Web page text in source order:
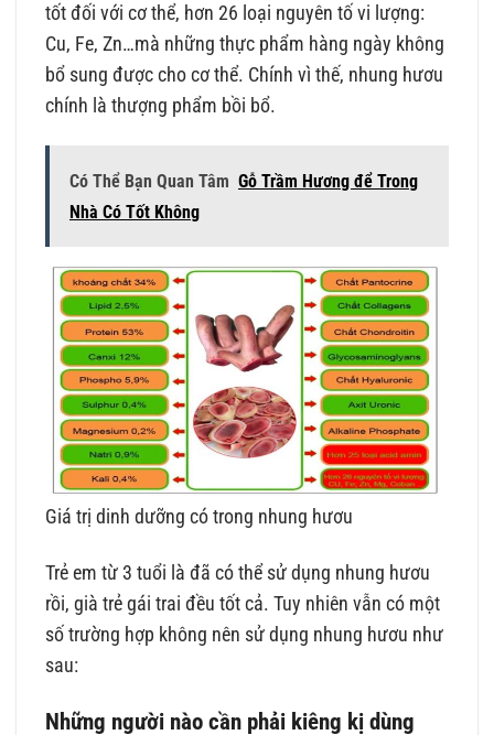
tốt đối với cơ thể, hơn 26 loại nguyên tố vi lượng:
Cu, Fe, Zn…mà những thực phẩm hàng ngày không
bổ sung được cho cơ thể. Chính vì thế, nhung hươu
chính là thượng phẩm bồi bổ.
Có Thể Bạn Quan Tâm Gỗ Trầm Hương để Trong
Nhà Có Tốt Không
Giá trị dinh dưỡng có trong nhung hươu
Trẻ em từ 3 tuổi là đã có thể sử dụng nhung hươu
rồi, già trẻ gái trai đều tốt cả. Tuy nhiên vẫn có một
số trường hợp không nên sử dụng nhung hươu như
sau:
Những người nào cần phải kiêng kị dùng